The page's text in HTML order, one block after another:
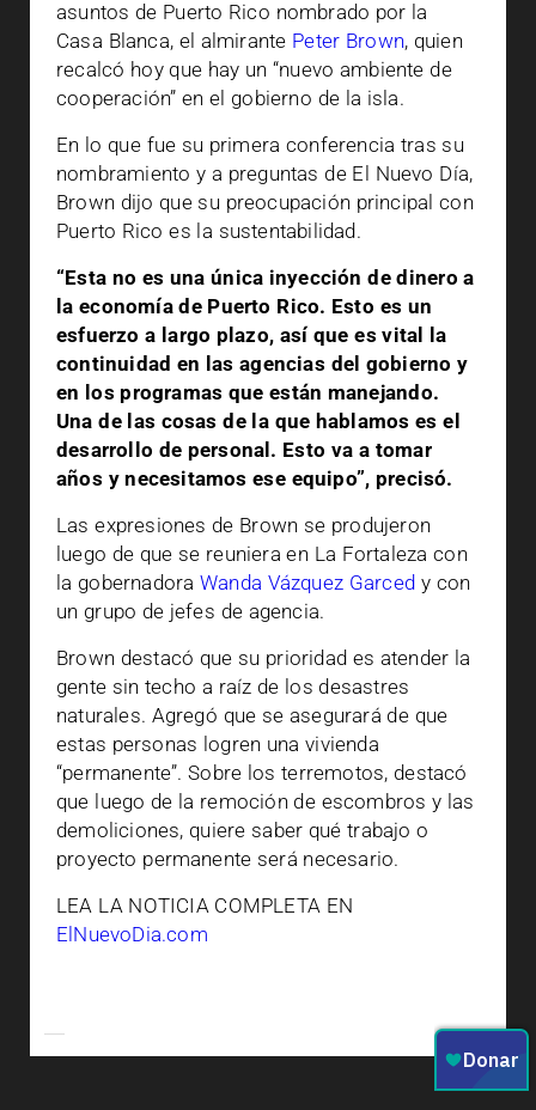
asuntos de Puerto Rico nombrado por la
Casa Blanca, el almirante Peter Brown, quien
recalcó hoy que hay un “nuevo ambiente de
cooperación” en el gobierno de la isla.
En lo que fue su primera conferencia tras su
nombramiento y a preguntas de El Nuevo Día,
Brown dijo que su preocupación principal con
Puerto Rico es la sustentabilidad.
“Esta no es una única inyección de dinero a
la economía de Puerto Rico. Esto es un
esfuerzo a largo plazo, así que es vital la
continuidad en las agencias del gobierno y
en los programas que están manejando.
Una de las cosas de la que hablamos es el
desarrollo de personal. Esto va a tomar
años y necesitamos ese equipo”, precisó.
Las expresiones de Brown se produjeron
luego de que se reuniera en La Fortaleza con
la gobernadora Wanda Vázquez Garced y con
un grupo de jefes de agencia.
Brown destacó que su prioridad es atender la
gente sin techo a raíz de los desastres
naturales. Agregó que se asegurará de que
estas personas logren una vivienda
“permanente”. Sobre los terremotos, destacó
que luego de la remoción de escombros y las
demoliciones, quiere saber qué trabajo o
proyecto permanente será necesario.
LEA LA NOTICIA COMPLETA EN
ElNuevoDia.com